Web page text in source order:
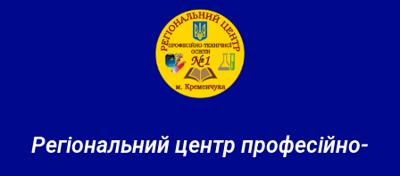
Регіональний центр професійно-